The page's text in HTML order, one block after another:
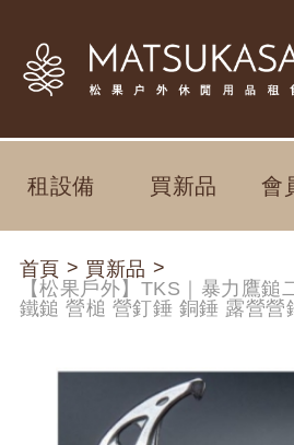
租設備 買新品 會
首頁 > 買新品 >
【松果戶外】TKS｜暴力鷹鎚
鐵鎚 營槌 營釘錘 銅錘 露營營